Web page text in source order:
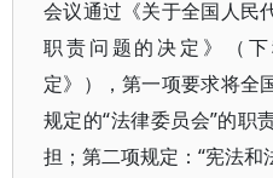
会议通过《关于全国人民
职责问题的决定》（
定》），第一项要求将全
规定的“法律委员会”的职
担；第二项规定：“宪法